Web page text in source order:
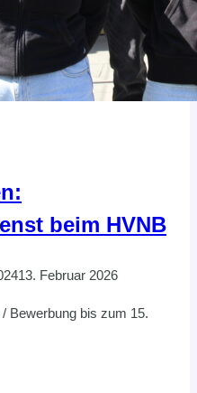
beim HVNB
13. Februar 2026
Bewerbung bis zum 15.